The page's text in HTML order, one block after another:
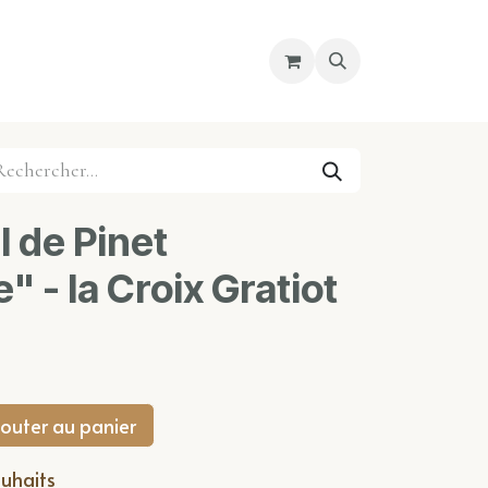
Cours
de Pinet
- la Croix Gratiot
au panier